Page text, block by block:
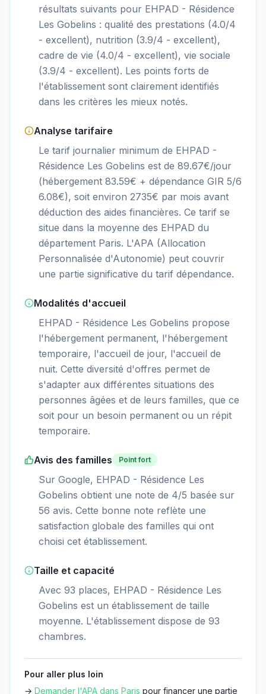
résultats suivants pour EHPAD - Résidence
Les Gobelins : qualité des prestations (4.0/4
- excellent), nutrition (3.9/4 - excellent),
cadre de vie (4.0/4 - excellent), vie sociale
(3.9/4 - excellent). Les points forts de
l'établissement sont clairement identifiés
dans les critères les mieux notés.
Analyse tarifaire
Le tarif journalier minimum de EHPAD -
Résidence Les Gobelins est de 89.67€/jour
(hébergement 83.59€ + dépendance GIR 5/6
6.08€), soit environ 2735€ par mois avant
déduction des aides financières. Ce tarif se
situe dans la moyenne des EHPAD du
département Paris. L'APA (Allocation
Personnalisée d'Autonomie) peut couvrir
une partie significative du tarif dépendance.
Modalités d'accueil
EHPAD - Résidence Les Gobelins propose
l'hébergement permanent, l'hébergement
temporaire, l'accueil de jour, l'accueil de
nuit. Cette diversité d'offres permet de
s'adapter aux différentes situations des
personnes âgées et de leurs familles, que ce
soit pour un besoin permanent ou un répit
temporaire.
Avis des familles Point fort
Sur Google, EHPAD - Résidence Les
Gobelins obtient une note de 4/5 basée sur
56 avis. Cette bonne note reflète une
satisfaction globale des familles qui ont
choisi cet établissement.
Taille et capacité
Avec 93 places, EHPAD - Résidence Les
Gobelins est un établissement de taille
moyenne. L'établissement dispose de 93
chambres.
Pour aller plus loin
→ Demander l'APA dans Paris pour financer une partie